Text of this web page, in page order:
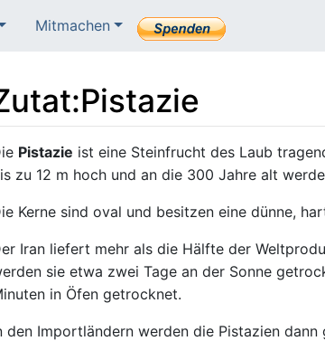
Mitmachen
:Pistazie
zu: Navigation,Suche
Pistazie ist eine Steinfrucht des Laub
zu 12 m hoch und an die 300 Jahre alt
Kerne sind oval und besitzen eine dünne,
Iran liefert mehr als die Hälfte der
sie etwa zwei Tage an der Sonne
in Öfen getrocknet.
den Importländern werden die Pistazien